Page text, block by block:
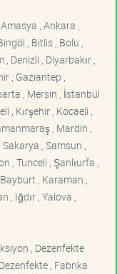
, Ankara ,
, Bitlis , Bolu ,
Denizli , Diyarbakır ,
, Gaziantep ,
, Mersin , İstanbul
, Kırşehir , Kocaeli ,
, Mardin ,
, Samsun ,
, Tunceli , Şanlıurfa ,
, Karaman ,
, Iğdır , Yalova ,
, Dezenfekte
, Fabrika